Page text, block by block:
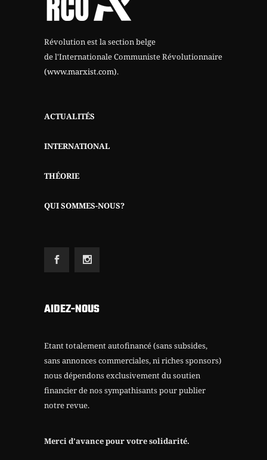
Révolution est la section belge
de l'Internationale Communiste Révolutionnaire
(www.marxist.com).
ACTUALITÉS
INTERNATIONAL
THÉORIE
QUI SOMMES-NOUS?
AIDEZ-NOUS
Etant totalement autofinancé (sans subsides,
sans annonces commerciales, ni riches sponsors)
nous dépendons exclusivement du soutien
financier de nos sympathisants pour publier
notre revue.
Merci d’avance pour votre solidarité.